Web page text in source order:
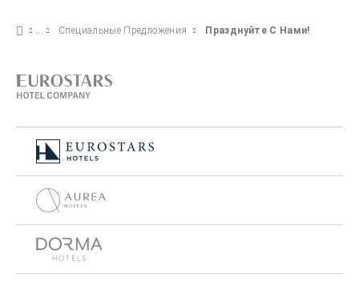
Специальные Предложения Празднуйте С Нами!